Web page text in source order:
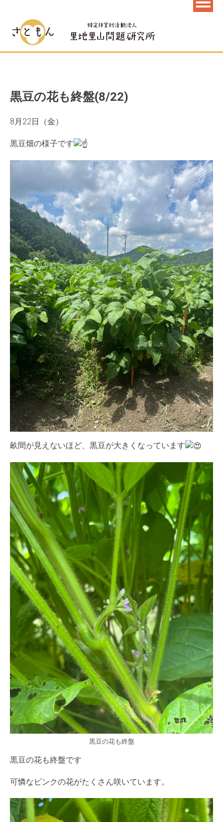
黒豆の花も終盤(8/22)
8月22日（金）
黒豆畑の様子です
畝間が見えないほど、黒豆が大きくなっています
黒豆の花も終盤
黒豆の花も終盤です
可憐なピンクの花がたくさん咲いています。